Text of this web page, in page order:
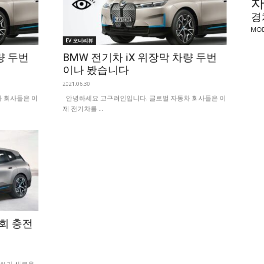
두번
회사들은 이
EV 오너리뷰
BMW 전기차 iX 위장막 차량 두번
이나 봤습니다
2021.06.30
안녕하세요 고구려인입니다. 글로벌 자동차 회사들은 이
제 전기차를 ...
충전